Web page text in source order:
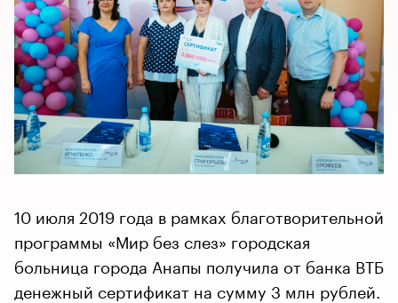
10 июля 2019 года в рамках благотворительной
программы «Мир без слез» городская
больница города Анапы получила от банка ВТБ
денежный сертификат на сумму 3 млн рублей.